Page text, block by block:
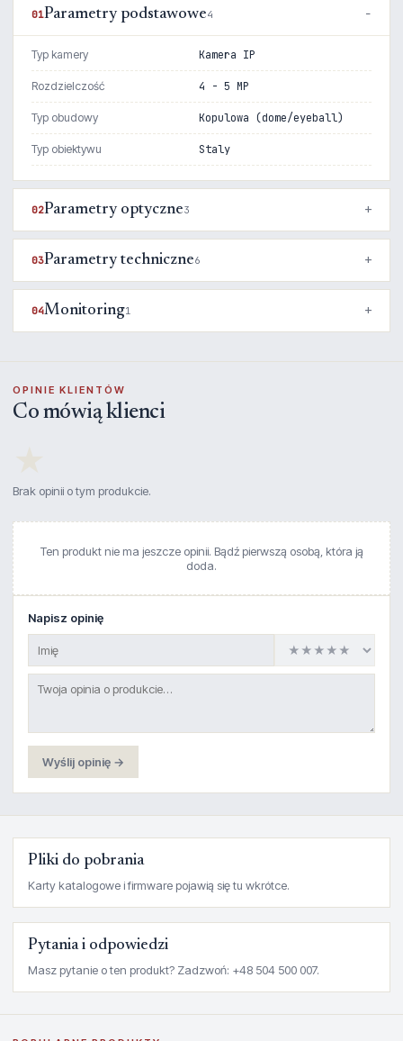
01Parametry podstawowe4
Typ kamery Kamera IP
Rozdzielczość 4 - 5 MP
Typ obudowy Kopulowa (dome/eyeball)
Typ obiektywu Staly
02Parametry optyczne3
03Parametry techniczne6
04Monitoring1
OPINIE KLIENTÓW
Co mówią klienci
Brak opinii o tym produkcie.
Ten produkt nie ma jeszcze opinii. Bądź pierwszą osobą, która ją
doda.
Napisz opinię
Wyślij opinię →
Pliki do pobrania
Karty katalogowe i firmware pojawią się tu wkrótce.
Pytania i odpowiedzi
Masz pytanie o ten produkt? Zadzwoń: +48 504 500 007.